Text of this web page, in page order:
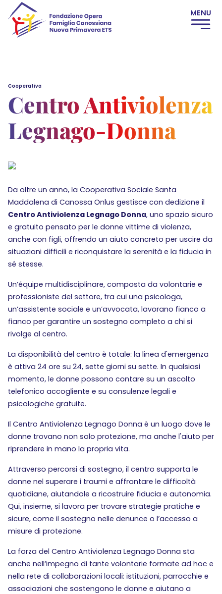
Cooperativa
Centro Antiviolenza
Legnago-Donna
Da oltre un anno, la Cooperativa Sociale Santa
Maddalena di Canossa Onlus gestisce con dedizione il
Centro Antiviolenza Legnago Donna, uno spazio sicuro
e gratuito pensato per le donne vittime di violenza,
anche con figli, offrendo un aiuto concreto per uscire da
situazioni difficili e riconquistare la serenità e la fiducia in
sé stesse.
Un’équipe multidisciplinare, composta da volontarie e
professioniste del settore, tra cui una psicologa,
un’assistente sociale e un’avvocata, lavorano fianco a
fianco per garantire un sostegno completo a chi si
rivolge al centro.
La disponibilità del centro è totale: la linea d'emergenza
è attiva 24 ore su 24, sette giorni su sette. In qualsiasi
momento, le donne possono contare su un ascolto
telefonico accogliente e su consulenze legali e
psicologiche gratuite.
Il Centro Antiviolenza Legnago Donna è un luogo dove le
donne trovano non solo protezione, ma anche l'aiuto per
riprendere in mano la propria vita.
Attraverso percorsi di sostegno, il centro supporta le
donne nel superare i traumi e affrontare le difficoltà
quotidiane, aiutandole a ricostruire fiducia e autonomia.
Qui, insieme, si lavora per trovare strategie pratiche e
sicure, come il sostegno nelle denunce o l’accesso a
misure di protezione.
La forza del Centro Antiviolenza Legnago Donna sta
anche nell’impegno di tante volontarie formate ad hoc e
nella rete di collaborazioni locali: istituzioni, parrocchie e
associazioni che sostengono le donne e aiutano a